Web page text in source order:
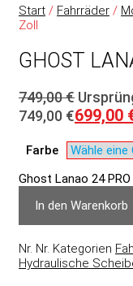
Start / Fahrräder /
Zoll
GHOST
749,00€
749,00 €699,00
Farbe
Ghost Lanao 24
In den Warenkorb
Nr. Nr. Kategorien
Hydraulische